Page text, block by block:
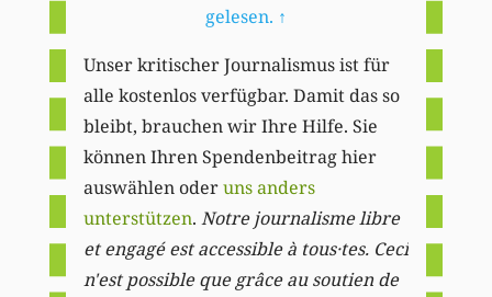
gelesen. ↑
Unser kritischer Journalismus ist für
alle kostenlos verfügbar. Damit das so
bleibt, brauchen wir Ihre Hilfe. Sie
können Ihren Spendenbeitrag hier
auswählen oderuns anders
unterstützen. Notre journalisme libre
et engagé est accessible à tous·tes. Ceci
n'est possible que grâce au soutien de